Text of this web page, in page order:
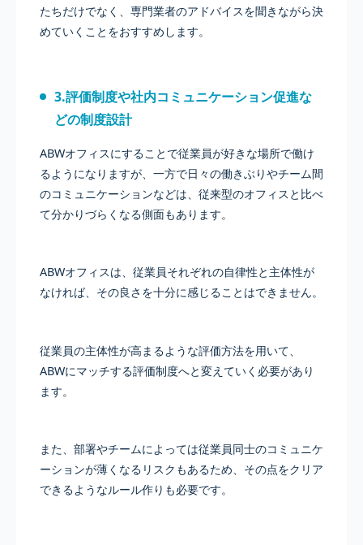
たちだけでなく、専門業者のアドバイスを聞きながら決
めていくことをおすすめします。
3.評価制度や社内コミュニケーション促進な
どの制度設計
ABWオフィスにすることで従業員が好きな場所で働け
るようになりますが、一方で日々の働きぶりやチーム間
のコミュニケーションなどは、従来型のオフィスと比べ
て分かりづらくなる側面もあります。
ABWオフィスは、従業員それぞれの自律性と主体性が
なければ、その良さを十分に感じることはできません。
従業員の主体性が高まるような評価方法を用いて、
ABWにマッチする評価制度へと変えていく必要があり
ます。
また、部署やチームによっては従業員同士のコミュニケ
ーションが薄くなるリスクもあるため、その点をクリア
できるようなルール作りも必要です。